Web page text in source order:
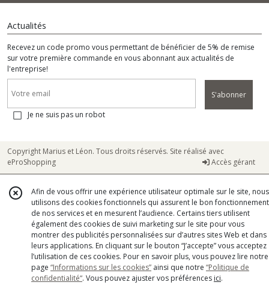
Actualités
Recevez un code promo vous permettant de bénéficier de 5% de remise
sur votre première commande en vous abonnant aux actualités de
l'entreprise!
S'abonner
Je ne suis pas un robot
Copyright Marius et Léon. Tous droits réservés. Site réalisé avec
eProShopping
Accès gérant
Afin de vous offrir une expérience utilisateur optimale sur le site, nous
utilisons des cookies fonctionnels qui assurent le bon fonctionnement
de nos services et en mesurent l’audience. Certains tiers utilisent
également des cookies de suivi marketing sur le site pour vous
montrer des publicités personnalisées sur d’autres sites Web et dans
leurs applications. En cliquant sur le bouton “J’accepte” vous acceptez
l’utilisation de ces cookies. Pour en savoir plus, vous pouvez lire notre
page “Informations sur les cookies” ainsi que notre “Politique de
confidentialité“. Vous pouvez ajuster vos préférences ici.